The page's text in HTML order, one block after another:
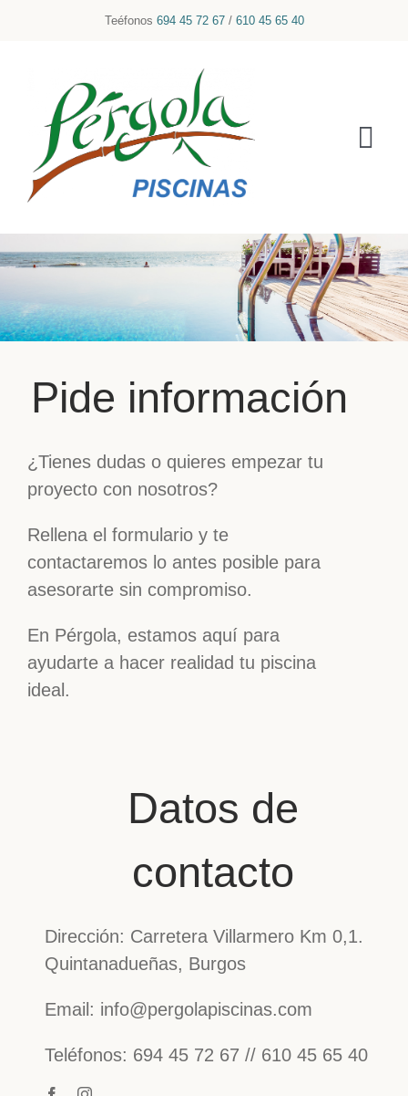
Teéfonos 694 45 72 67/ 610 45 65 40
SOBRE NOSOTROS
CONTACTO
Pide información
¿Tienes dudas o quieres empezar tu
proyecto con nosotros?
Rellena el formulario y te
contactaremos lo antes posible para
asesorarte sin compromiso.
En Pérgola, estamos aquí para
ayudarte a hacer realidad tu piscina
ideal.
Datos de
contacto
Dirección: Carretera Villarmero Km 0,1.
Quintanadueñas, Burgos
Email: info@pergolapiscinas.com
Teléfonos: 694 45 72 67 // 610 45 65 40